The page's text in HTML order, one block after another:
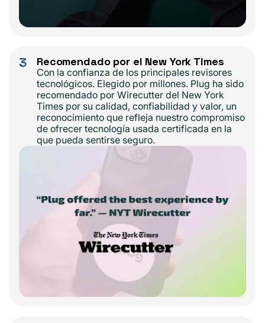
3 Recomendado por el New York Times
Con la confianza de los principales revisores
tecnológicos. Elegido por millones. Plug ha sido
recomendado por Wirecutter del New York
Times por su calidad, confiabilidad y valor, un
reconocimiento que refleja nuestro compromiso
de ofrecer tecnología usada certificada en la
que pueda sentirse seguro.